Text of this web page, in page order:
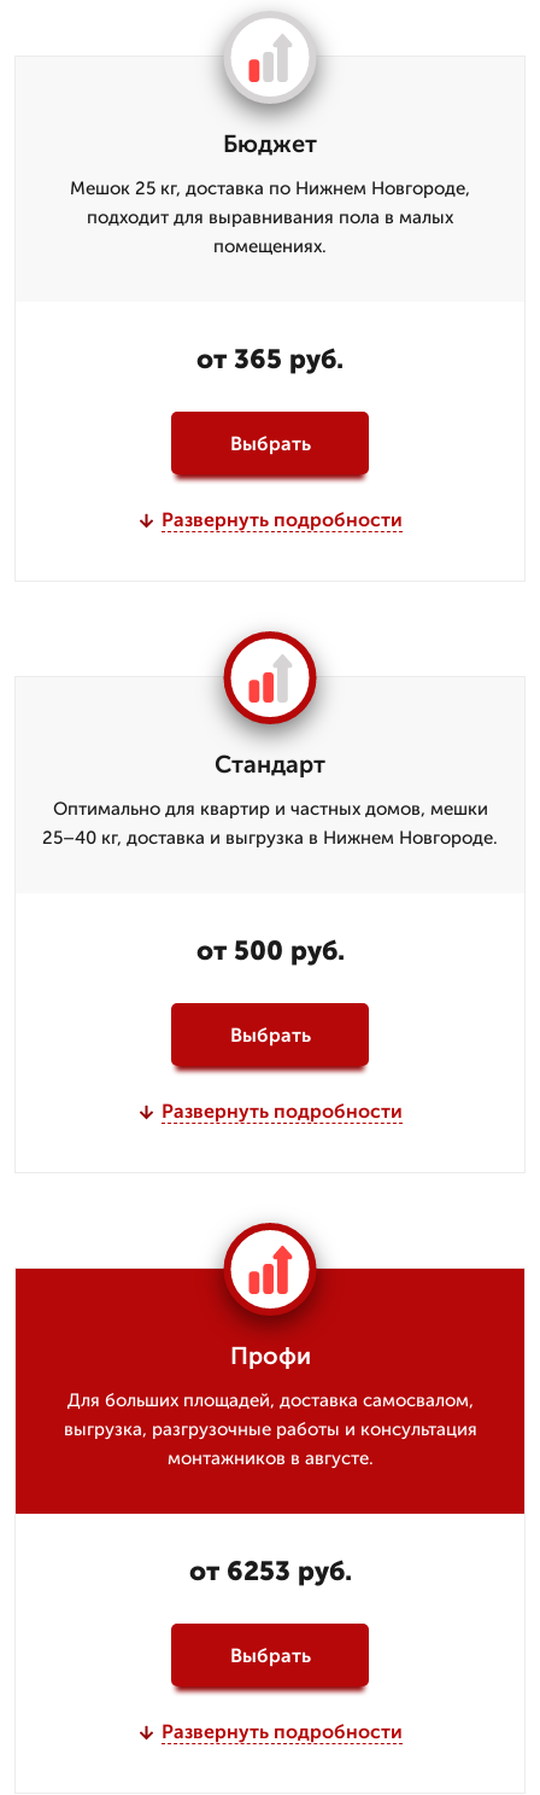
Бюджет
Мешок 25 кг, доставка по Нижнем Новгороде,
подходит для выравнивания пола в малых
помещениях.
от 365 руб.
Выбрать
Развернуть подробности
Стандарт
Оптимально для квартир и частных домов, мешки
25–40 кг, доставка и выгрузка в Нижнем Новгороде.
от 500 руб.
Выбрать
Развернуть подробности
Профи
Для больших площадей, доставка самосвалом,
выгрузка, разгрузочные работы и консультация
монтажников в августе.
от 6253 руб.
Выбрать
Развернуть подробности